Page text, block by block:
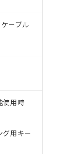
ーブル
使用時
グ用キー